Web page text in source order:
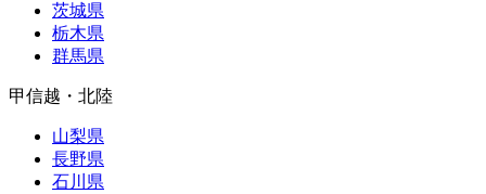
茨城県
栃木県
群馬県
甲信越・北陸
山梨県
長野県
石川県